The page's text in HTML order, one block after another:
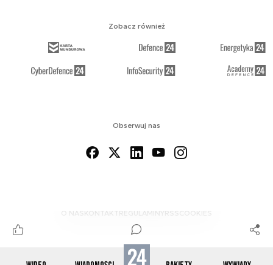
Obserwuj nas
O NAS KONTAKTREGULAMINYRSS COOKIES
Zobacz również